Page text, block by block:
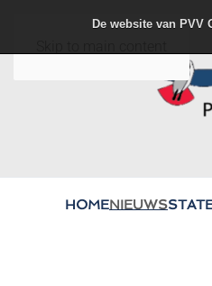
De website van
HOMENIEUWS